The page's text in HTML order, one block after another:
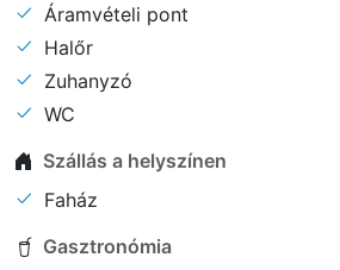
Áramvételi pont
Halőr
Zuhanyzó
WC
Szállás a helyszínen
Faház
Gasztronómia